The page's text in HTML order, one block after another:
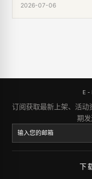
2026-07-06
E-
订阅获取最新上架、活
期发
下